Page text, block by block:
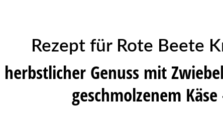
Rezept für Rote Beete
herbstlicher Genuss mit
geschmolzenem Käse